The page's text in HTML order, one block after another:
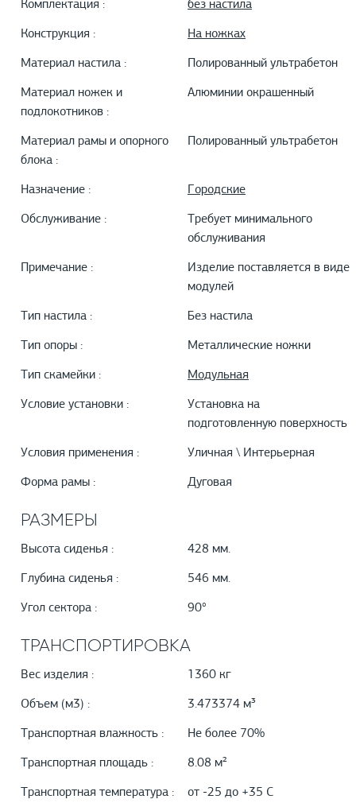
Комплектация : без настила
Конструкция : На ножках
Материал настила : Полированный ультрабетон
Материал ножек и
подлокотников :
Алюминии окрашенный
Материал рамы и опорного
блока :
Полированный ультрабетон
Назначение : Городские
Обслуживание :
Требует минимального
обслуживания
Примечание :
Изделие поставляется в виде
модулей
Тип настила : Без настила
Тип опоры : Металлические ножки
Тип скамейки : Модульная
Условие установки :
Установка на
подготовленную поверхность
Условия применения : Уличная \ Интерьерная
Форма рамы : Дуговая
РАЗМЕРЫ
Высота сиденья : 428 мм.
Глубина сиденья : 546 мм.
Угол сектора : 90°
ТРАНСПОРТИРОВКА
Вес изделия : 1360 кг
Объем (м3) : 3.473374 м³
Транспортная влажность : Не более 70%
Транспортная площадь : 8.08 м²
Транспортная температура : от -25 до +35 С